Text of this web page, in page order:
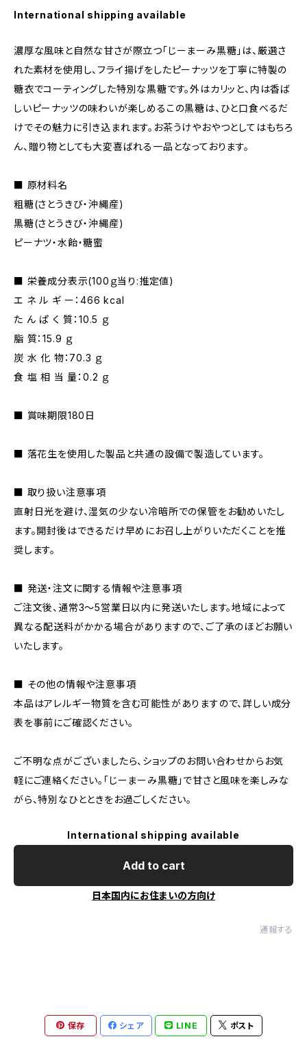
International shipping available
濃厚な風味と自然な甘さが際立つ「じーまーみ黒糖」は、厳選さ
れた素材を使用し、フライ揚げをしたピーナッツを丁寧に特製の
糖衣でコーティングした特別な黒糖です。外はカリッと、内は香ば
しいピーナッツの味わいが楽しめるこの黒糖は、ひと口食べるだ
けでその魅力に引き込まれます。お茶うけやおやつとしてはもちろ
ん、贈り物としても大変喜ばれる一品となっております。
■ 原材料名
粗糖(さとうきび・沖縄産)
黒糖(さとうきび・沖縄産)
ピーナツ・水飴・糖蜜
■ 栄養成分表示(100ｇ当り:推定値)
エ ネ ル ギ ー：466 kcal
た ん ぱ く 質：10.5 ｇ
脂 質：15.9 ｇ
炭 水 化 物：70.3 ｇ
食 塩 相 当 量：0.2 ｇ
■ 賞味期限180日
■ 落花生を使用した製品と共通の設備で製造しています。
■ 取り扱い注意事項
直射日光を避け、湿気の少ない冷暗所での保管をお勧めいたし
ます。開封後はできるだけ早めにお召し上がりいただくことを推
奨します。
■ 発送・注文に関する情報や注意事項
ご注文後、通常3～5営業日以内に発送いたします。地域によって
異なる配送料がかかる場合がありますので、ご了承のほどお願い
いたします。
■ その他の情報や注意事項
本品はアレルギー物質を含む可能性がありますので、詳しい成分
表を事前にご確認ください。
ご不明な点がございましたら、ショップのお問い合わせからお気
軽にご連絡ください。｢じーまーみ黒糖｣で甘さと風味を楽しみな
がら、特別なひとときをお過ごしください。
International shipping available
Add to cart
日本国内にお住まいの方向け
通報する
保存 シェア LINE ポスト